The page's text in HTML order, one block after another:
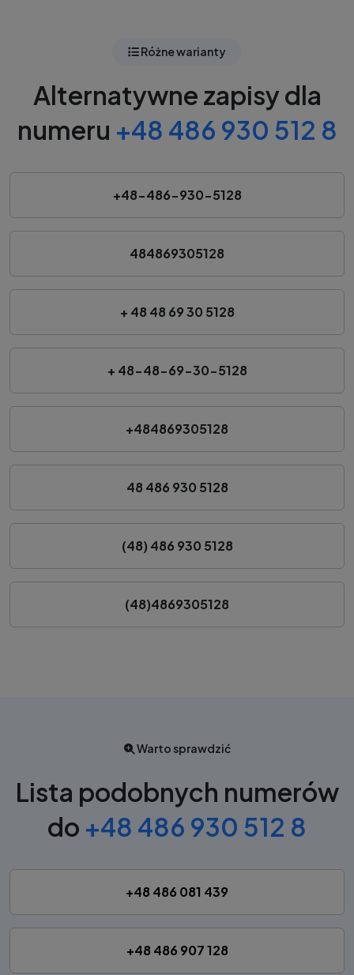
Różne warianty
Alternatywne zapisy dla
numeru +48 486 930 512 8
+48-486-930-5128
484869305128
+ 48 48 69 30 5128
+ 48-48-69-30-5128
+484869305128
48 486 930 5128
(48) 486 930 5128
(48)4869305128
Warto sprawdzić
Lista podobnych numerów
do +48 486 930 512 8
+48 486 081 439
+48 486 907 128